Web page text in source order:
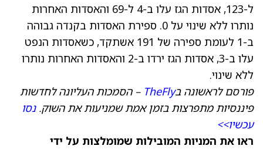
ל-123, אסדות הגז עלו ב-4 ל-69 והאסדות האחרות
נותרו ללא שינוי על 0. ספירת האסדות בקנדה גבוהה
ב-1 לעומת ספירה של 191 אשתקד, כשאסדות הנפט
עלו ב-3, אסדות הגז ירדו ב-2 והאסדות האחרות נותרו
ללא שינוי.
פורסם לראשונה בTheFly – הסמכות העליונה לחדשות
פיננסיות מתפרצות בזמן אמת שמניעות את השוק.נסו
עכשיו>>
ראו את המניות המובילות שמומלצות על ידי